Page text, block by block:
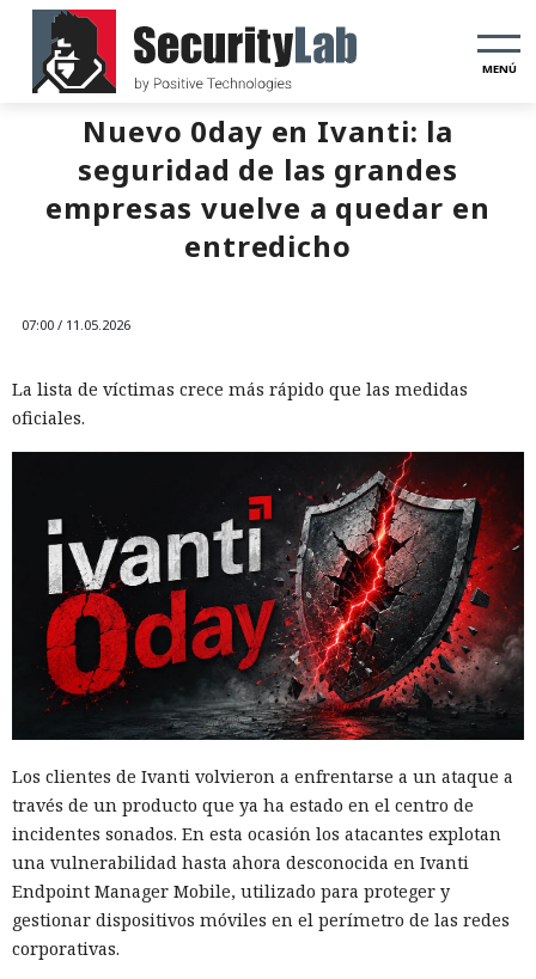
MENÚ
Nuevo 0day en Ivanti: la
seguridad de las grandes
empresas vuelve a quedar en
entredicho
07:00 / 11.05.2026
La lista de víctimas crece más rápido que las medidas
oficiales.
Los clientes de Ivanti volvieron a enfrentarse a un ataque a
través de un producto que ya ha estado en el centro de
incidentes sonados. En esta ocasión los atacantes explotan
una vulnerabilidad hasta ahora desconocida en Ivanti
Endpoint Manager Mobile, utilizado para proteger y
gestionar dispositivos móviles en el perímetro de las redes
corporativas.